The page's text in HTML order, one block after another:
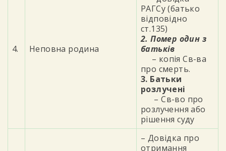
4. Неповна родина
РАГСу (батько
відповідно
ст.135)
2. Помер один з
батьків
– копія Св-ва
про смерть.
3. Батьки
розлучені
– Св-во про
розлучення або
рішення суду
– Довідка про
отримання